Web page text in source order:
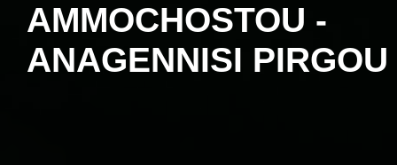
AMMOCHOSTOU -
ANAGENNISI PIRGOU